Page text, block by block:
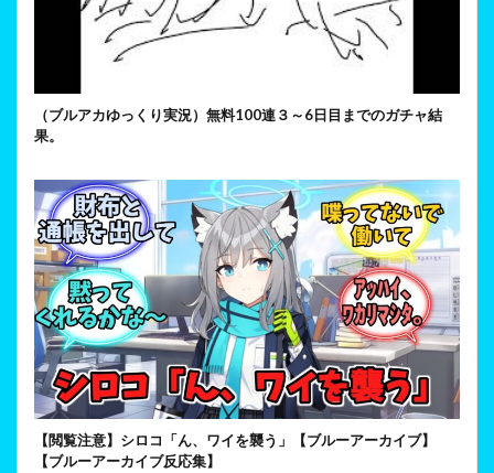
（ブルアカゆっくり実況）無料100連３～6日目までのガチャ結
果。
【閲覧注意】シロコ「ん、ワイを襲う」【ブルーアーカイブ】
【ブルーアーカイブ反応集】